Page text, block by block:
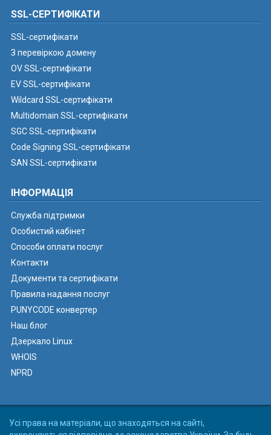
SSL-СЕРТИФІКАТИ
SSL-сертифікати
З перевіркою домену
OV SSL-сертифікати
EV SSL-сертифікати
Wildcard SSL-сертифікати
Multidomain SSL-сертифікати
SGC SSL-сертифікати
Code Signing SSL-сертифікати
SAN SSL-сертифікати
ІНФОРМАЦІЯ
Служба підтримки
Особистий кабінет
Способи оплати послуг
Контакти
Документи та сертифікати
Правила надання послуг
PUNYCODE конвертер
Наш блог
Дзеркало Linux
WHOIS
NPRD
Усі права на матеріали, що знаходяться на сайті,